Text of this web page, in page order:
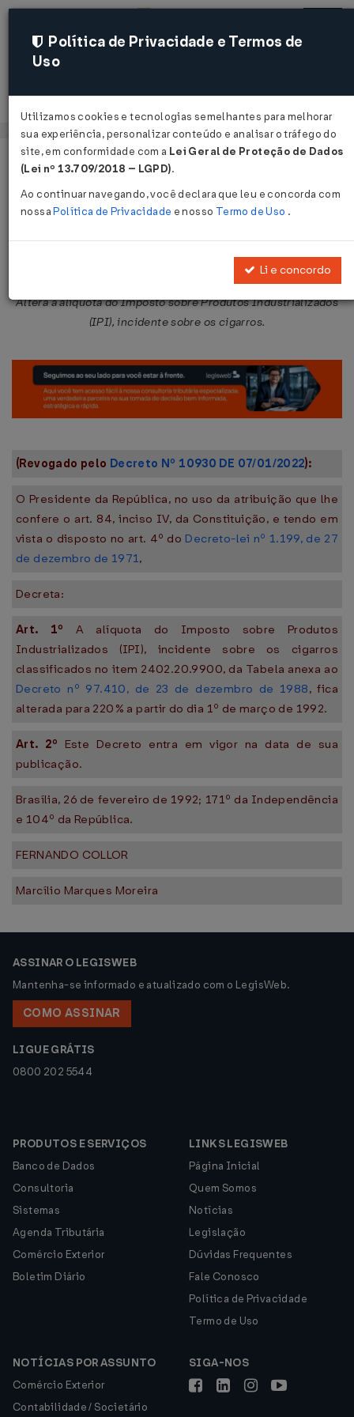
Acessar
Página Inicial Legislações
Decreto Nº 453 DE 26/02/1992
Publicado no DOU em 27 fev 1992
Altera a alíquota do Imposto sobre Produtos Industrializados
(IPI), incidente sobre os cigarros.
(Revogado pelo Decreto Nº 10930 DE 07/01/2022):
O Presidente da República, no uso da atribuição que lhe
confere o art. 84, inciso IV, da Constituição, e tendo em
vista o disposto no art. 4º do Decreto-lei nº 1.199, de 27
de dezembro de 1971,
Decreta:
Art. 1º A alíquota do Imposto sobre Produtos
Industrializados (IPI), incidente sobre os cigarros
classificados no item 2402.20.9900, da Tabela anexa ao
Decreto nº 97.410, de 23 de dezembro de 1988, fica
alterada para 220% a partir do dia 1º de março de 1992.
Art. 2º Este Decreto entra em vigor na data de sua
publicação.
Brasília, 26 de fevereiro de 1992; 171º da Independência
e 104º da República.
FERNANDO COLLOR
Marcílio Marques Moreira
ASSINAR O LEGISWEB
Mantenha-se informado e atualizado com o LegisWeb.
COMO ASSINAR
LIGUE GRÁTIS
0800 202 5544
PRODUTOS E SERVIÇOS
Banco de Dados
Consultoria
Sistemas
Agenda Tributária
Comércio Exterior
Boletim Diário
LINKS LEGISWEB
Página Inicial
Quem Somos
Notícias
Legislação
Dúvidas Frequentes
Fale Conosco
Política de Privacidade
Termo de Uso
NOTÍCIAS POR ASSUNTO
Comércio Exterior
Contabilidade / Societário
SIGA-NOS
Política de Privacidade e Termos de
Uso
Utilizamos cookies e tecnologias semelhantes para melhorar
sua experiência, personalizar conteúdo e analisar o tráfego do
site, em conformidade com a Lei Geral de Proteção de Dados
(Lei nº 13.709/2018 – LGPD).
Ao continuar navegando, você declara que leu e concorda com
nossaPolítica de Privacidade e nosso Termo de Uso .
Li e concordo